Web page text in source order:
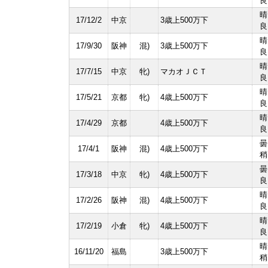
17/12/2 中京 3歳上500万下
晴
良
17/9/30 阪神 混) 3歳上500万下
晴
良
17/7/15 中京 牝) マカオＪＣＴ
晴
良
17/5/21 京都 牝) 4歳上500万下
晴
良
17/4/29 京都 4歳上500万下
晴
良
17/4/1 阪神 混) 4歳上500万下
曇
稍
17/3/18 中京 牝) 4歳上500万下
曇
良
17/2/26 阪神 混) 4歳上500万下
晴
良
17/2/19 小倉 牝) 4歳上500万下
晴
良
16/11/20 福島 3歳上500万下
晴
稍